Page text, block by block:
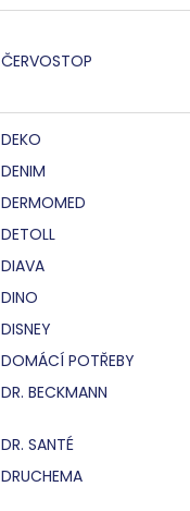
ČERVOSTOP
DEKO
DENIM
DERMOMED
DETOLL
DIAVA
DINO
DISNEY
DOMÁCÍ POTŘEBY
DR. BECKMANN
DR. SANTÉ
DRUCHEMA